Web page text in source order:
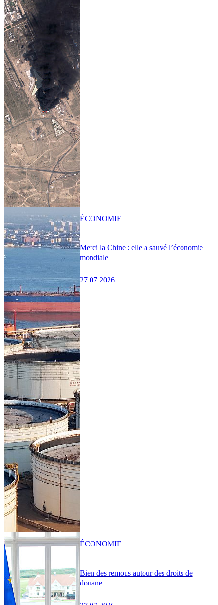
Merci la Chine : elle a sauvé l’économie
mondiale
27.07.2026
ÉCONOMIE
Bien des remous autour des droits de
douane
ÉCONOMIE